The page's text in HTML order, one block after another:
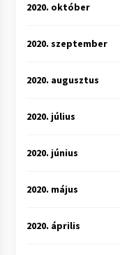
2020. október
2020. szeptember
2020. augusztus
2020. július
2020. június
2020. május
2020. április